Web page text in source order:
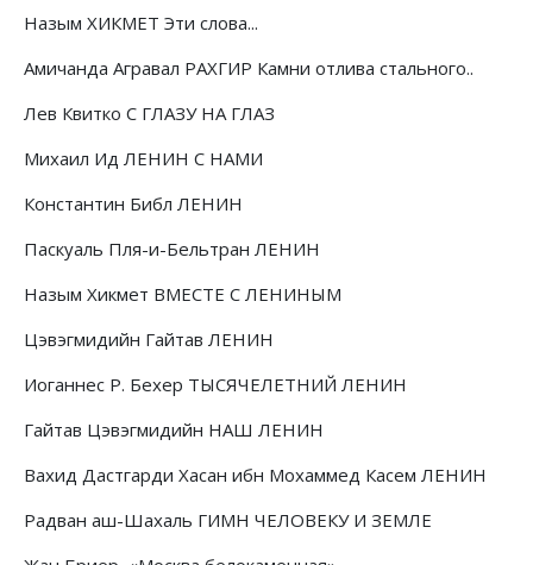
Назым ХИКМЕТ Эти слова...
Амичанда Агравал РАХГИР Камни отлива стального..
Лев Квитко С ГЛАЗУ НА ГЛАЗ
Михаил Ид ЛЕНИН С НАМИ
Константин Библ ЛЕНИН
Паскуаль Пля-и-Бельтран ЛЕНИН
Назым Хикмет ВМЕСТЕ С ЛЕНИНЫМ
Цэвэгмидийн Гайтав ЛЕНИН
Иоганнес Р. Бехер ТЫСЯЧЕЛЕТНИЙ ЛЕНИН
Гайтав Цэвэгмидийн НАШ ЛЕНИН
Вахид Дастгарди Хасан ибн Мохаммед Касем ЛЕНИН
Радван аш-Шахаль ГИМН ЧЕЛОВЕКУ И ЗЕМЛЕ